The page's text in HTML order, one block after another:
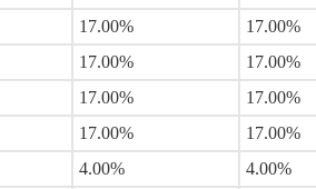
17.00% 17.00%
17.00% 17.00%
17.00% 17.00%
17.00% 17.00%
4.00% 4.00%